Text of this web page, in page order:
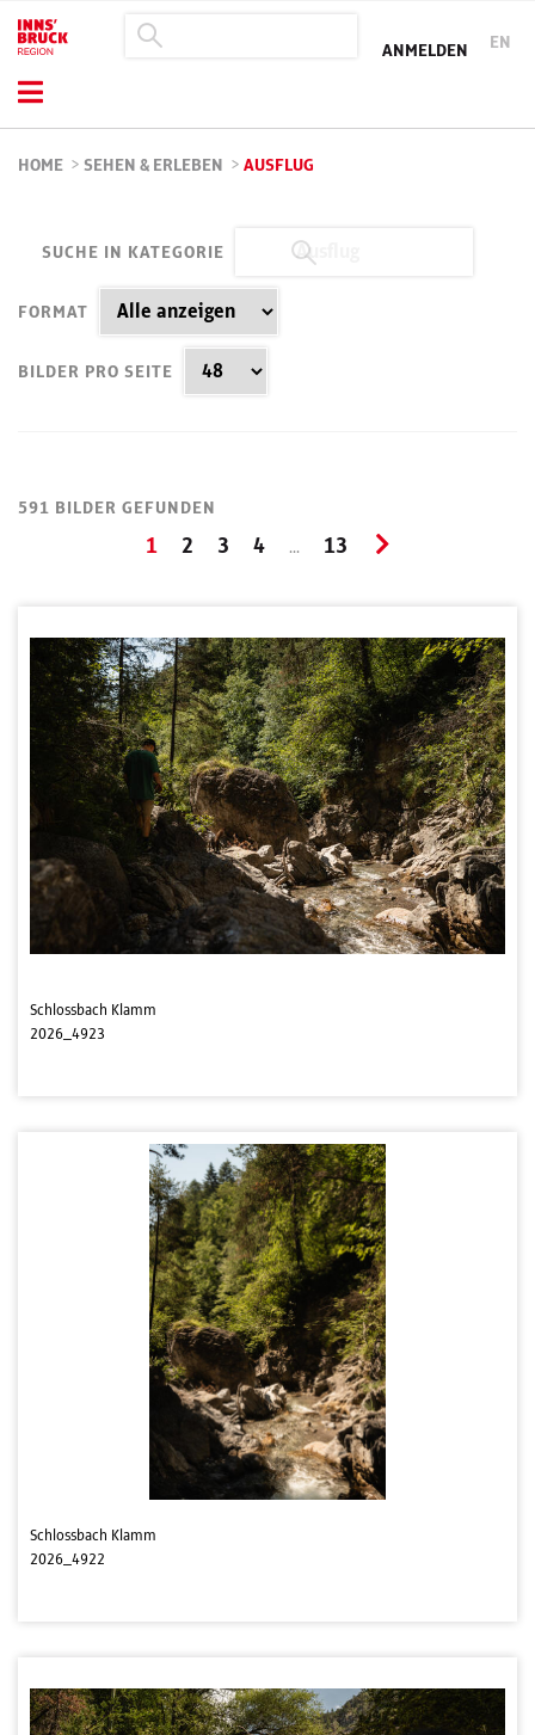
ANMELDEN EN
HOME > SEHEN & ERLEBEN > AUSFLUG
SUCHE IN KATEGORIE
FORMAT
BILDER PRO SEITE
591 BILDER GEFUNDEN
1 2 3 4 ... 13
Schlossbach Klamm
2026_4923
Schlossbach Klamm
2026_4922